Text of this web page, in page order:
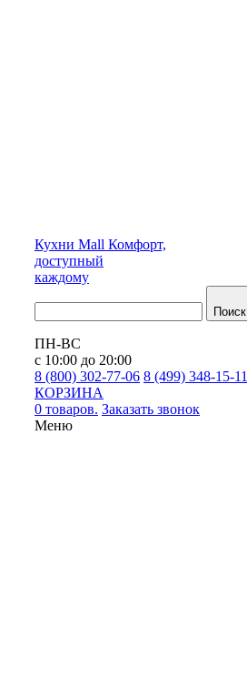
Кухни Mall Комфорт,
доступный
каждому
Поиск
ПН-ВС
с 10:00 до 20:00
8 (800) 302-77-06 8 (499) 348-15-11
КОРЗИНА
0 товаров. Заказать звонок
Меню